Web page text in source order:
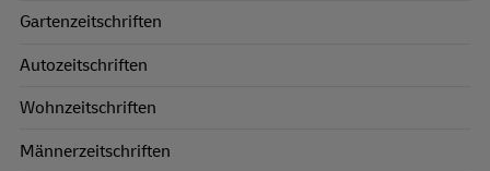
Gartenzeitschriften
Autozeitschriften
Wohnzeitschriften
Männerzeitschriften